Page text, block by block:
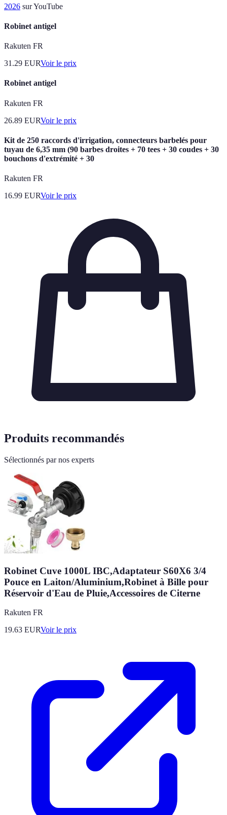
2026 sur YouTube
Robinet antigel
Rakuten FR
31.29 EURVoir le prix
Robinet antigel
Rakuten FR
26.89 EURVoir le prix
Kit de 250 raccords d'irrigation, connecteurs barbelés pour
tuyau de 6,35 mm (90 barbes droites + 70 tees + 30 coudes + 30
bouchons d'extrémité + 30
Rakuten FR
16.99 EURVoir le prix
Produits recommandés
Sélectionnés par nos experts
Robinet Cuve 1000L IBC,Adaptateur S60X6 3/4
Pouce en Laiton/Aluminium,Robinet à Bille pour
Réservoir d'Eau de Pluie,Accessoires de Citerne
Rakuten FR
19.63 EURVoir le prix